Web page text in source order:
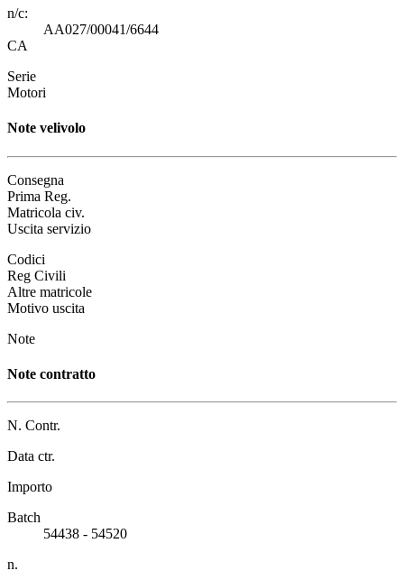
n/c:
AA027/00041/6644
CA
Serie
Motori
Note velivolo
Consegna
Prima Reg.
Matricola civ.
Uscita servizio
Codici
Reg Civili
Altre matricole
Motivo uscita
Note
Note contratto
N. Contr.
Data ctr.
Importo
Batch
54438 - 54520
n.